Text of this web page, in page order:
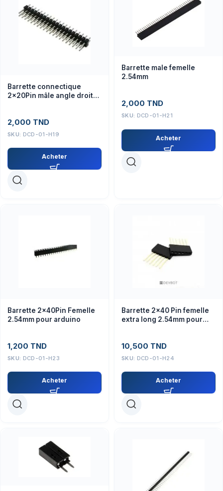
Barrette connectique
2x20Pin mâle angle droit
2,000 TND
SKU: DCD-01-H19
Acheter
Barrette male femelle
2.54mm
2,000 TND
SKU: DCD-01-H21
Acheter
Barrette 2x40Pin Femelle
2.54mm pour arduino
1,200 TND
SKU: DCD-01-H23
Acheter
Barrette 2×40 Pin femelle
extra long 2.54mm pour
10,500 TND
SKU: DCD-01-H24
Acheter